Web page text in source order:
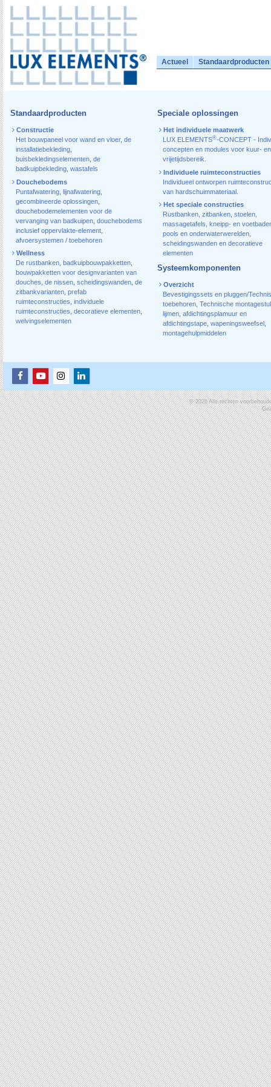
Actueel Standaardproducten
Standaardproducten
Constructie
Het bouwpaneel voor wand en vloer, de
installatiebekleding
buisbekledingselementen de
badkuipbekleding wastafels
Douchebodems
Puntafwatering lijnafwatering
gecombineerde oplossingen
douchebodemelementen voor de
vervanging van badkuipen douchebodems
inclusief oppervlakte-element
afvoersystemen / toebehoren
Wellness
De rustbanken badkuipbouwpakketten
bouwpakketten voor designvarianten van
douches de nissen scheidingswanden de
zitbankvarianten prefab
ruimteconstructies individuele
ruimteconstructies decoratieve elementen
welvingselementen
Speciale oplossingen
Het individuele maatwerk
LUX ELEMENTS®-CONCEPT -
concepten en modules voor kuur- en
vrijetijdsbereik.
Individuele ruimteconstructies
Individueel ontworpen
van hardschuimmateriaal.
Het speciale constructies
Rustbanken, zitbanken, stoelen,
massagetafels, kneipp- en
pools en onderwaterwerelden,
scheidingswanden en decoratieve
elementen
Systeemkomponenten
Overzicht
Bevestigingssets en pluggen/
toebehoren, Technische
lijmen, afdichtingsplamuur en
afdichtingstape, wapeningsweefsel
montagehulpmiddelen
© 2026 Alle rechten